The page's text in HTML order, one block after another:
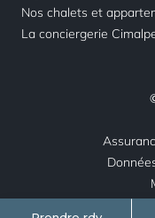
Nos chalets et
La conciergerie